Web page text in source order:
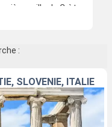
ville de Crète.
avec des cafés et
La ville de
dominé par
sert de décor à de
estivale. Il
des
jolie ville mêlant
:
SLOVÉNIE, ITALIE